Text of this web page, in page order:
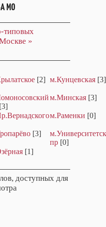
МО
типовых
»
[2] м.Кунцевская [3]
[3]
м.Минская [3]
м.Раменки [0]
[3]
пр [0]
[1]
доступных для